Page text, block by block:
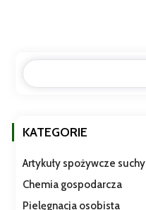
KATEGORIE
Artykuły spożywcze suchy
Chemia gospodarcza
Pielęgnacja osobista